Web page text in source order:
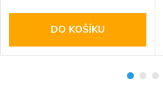
DO KOŠÍKU